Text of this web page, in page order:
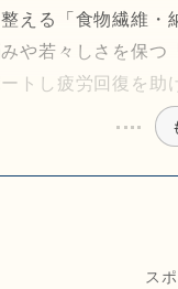
える「食物繊維・
や若々しさを保つ
トし疲労回復を助
ス